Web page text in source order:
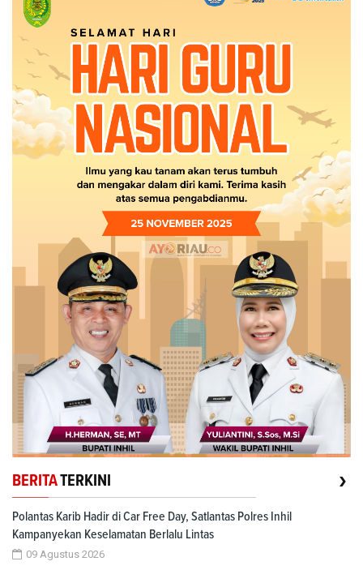
BERITATERKINI ›
Polantas Karib Hadir di Car Free Day, Satlantas Polres Inhil
Kampanyekan Keselamatan Berlalu Lintas
09 Agustus 2026